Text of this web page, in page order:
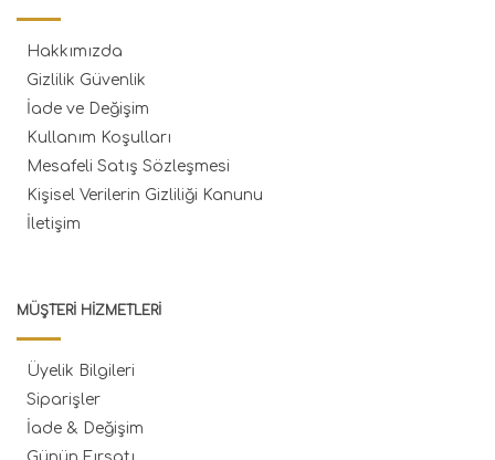
Hakkımızda
Gizlilik Güvenlik
İade ve Değişim
Kullanım Koşulları
Mesafeli Satış Sözleşmesi
Kişisel Verilerin Gizliliği Kanunu
İletişim
MÜŞTERI HIZMETLERI
Üyelik Bilgileri
Siparişler
İade & Değişim